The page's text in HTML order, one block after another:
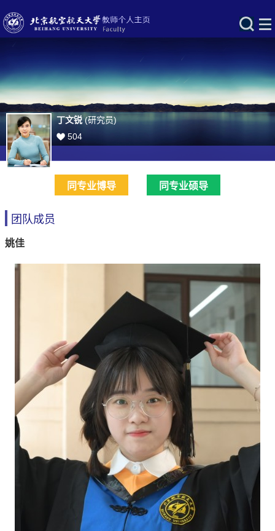
丁文锐(研究员)
504
同专业博导 同专业硕导
团队成员
姚佳